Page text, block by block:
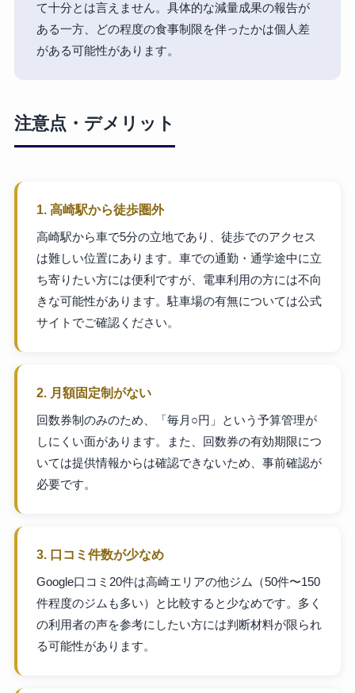
て十分とは言えません。具体的な減量成果の報告が
ある一方、どの程度の食事制限を伴ったかは個人差
がある可能性があります。
注意点・デメリット
1. 高崎駅から徒歩圏外
高崎駅から車で5分の立地であり、徒歩でのアクセス
は難しい位置にあります。車での通勤・通学途中に立
ち寄りたい方には便利ですが、電車利用の方には不向
きな可能性があります。駐車場の有無については公式
サイトでご確認ください。
2. 月額固定制がない
回数券制のみのため、「毎月○円」という予算管理が
しにくい面があります。また、回数券の有効期限につ
いては提供情報からは確認できないため、事前確認が
必要です。
3. 口コミ件数が少なめ
Google口コミ20件は高崎エリアの他ジム（50件〜150
件程度のジムも多い）と比較すると少なめです。多く
の利用者の声を参考にしたい方には判断材料が限られ
る可能性があります。